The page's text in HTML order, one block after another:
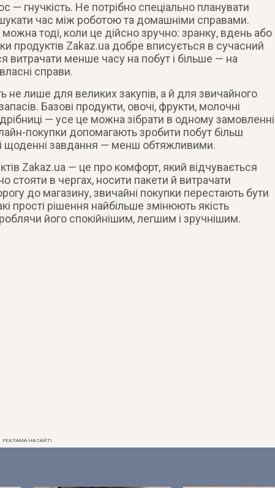
гнучкість. Не потрібно спеціально планувати
час між роботою та домашніми справами.
тоді, коли це дійсно зручно: зранку, вдень або
продуктів Zakaz.ua добре вписується в сучасний
витрачати менше часу на побут і більше — на
справи.
не лише для великих закупів, а й для звичайного
Базові продукти, овочі, фрукти, молочні
дрібниці — усе це можна зібрати в одному замовленні
покупки допомагають зробити побут більш
щоденні завдання — менш обтяжливими.
Zakaz.ua — це про комфорт, який відчувається
стояти в чергах, носити пакети й витрачати
до магазину, звичайні покупки перестають бути
прості рішення найбільше змінюють якість
його спокійнішим, легшим і зручнішим.
РЕКЛАМА НА САЙТІ